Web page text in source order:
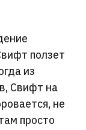
ползет
из
Свифт на
не
просто